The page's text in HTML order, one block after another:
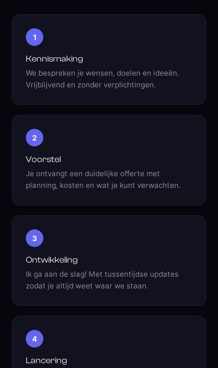
1
Kennismaking
We bespreken je wensen, doelen en ideeën.
Vrijblijvend en zonder verplichtingen.
2
Voorstel
Je ontvangt een duidelijke offerte met
planning, kosten en wat je kunt verwachten.
3
Ontwikkeling
Ik ga aan de slag! Met tussentijdse updates
zodat je altijd weet waar we staan.
4
Lancering